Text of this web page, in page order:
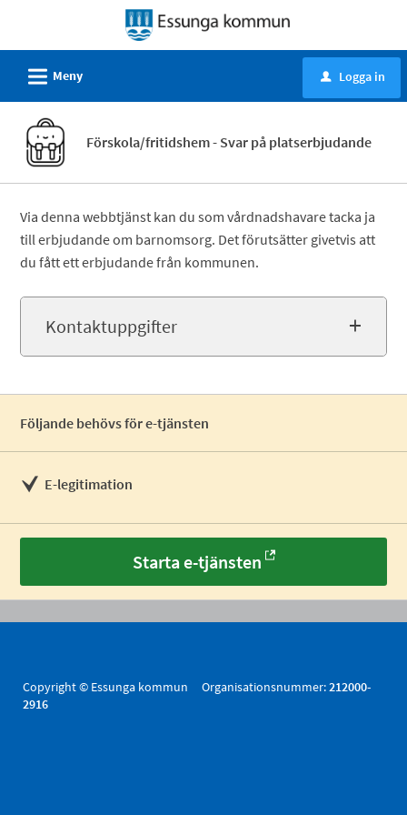
självservice
Essunga
kommun
L Meny u Logga in
Förskola/fritidshem - Svar på platserbjudande
Via denna webbtjänst kan du som vårdnadshavare tacka ja
till erbjudande om barnomsorg. Det förutsätter givetvis att
du fått ett erbjudande från kommunen.
Kontaktuppgifter
Följande behövs för e-tjänsten
E-legitimation
Starta e-tjänsten
Copyright © Essunga kommun Organisationsnummer:212000-
2916